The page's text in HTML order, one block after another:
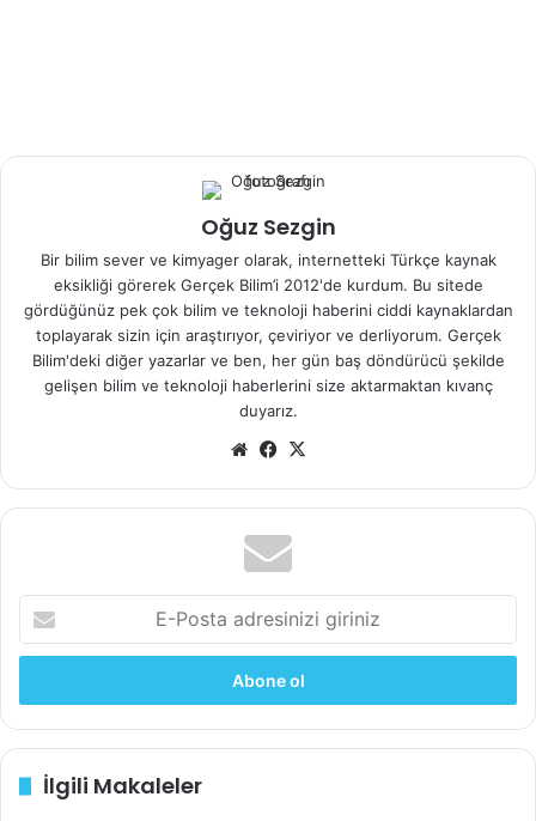
Oğuz Sezgin
Bir bilim sever ve kimyager olarak, internetteki Türkçe kaynak
eksikliği görerek Gerçek Bilim’i 2012'de kurdum. Bu sitede
gördüğünüz pek çok bilim ve teknoloji haberini ciddi kaynaklardan
toplayarak sizin için araştırıyor, çeviriyor ve derliyorum. Gerçek
Bilim'deki diğer yazarlar ve ben, her gün baş döndürücü şekilde
gelişen bilim ve teknoloji haberlerini size aktarmaktan kıvanç
duyarız.
We
sit
esi
Fa
bo
ok
P
s
t
a
İlgili Makaleler